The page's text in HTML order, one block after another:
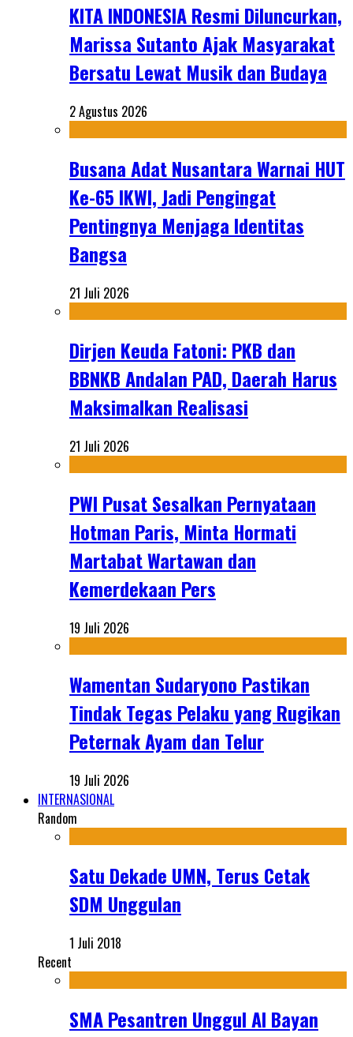
KITA INDONESIA Resmi Diluncurkan,
Marissa Sutanto Ajak Masyarakat
Bersatu Lewat Musik dan Budaya
2 Agustus 2026
Busana Adat Nusantara Warnai HUT
Ke-65 IKWI, Jadi Pengingat
Pentingnya Menjaga Identitas
Bangsa
21 Juli 2026
Dirjen Keuda Fatoni: PKB dan
BBNKB Andalan PAD, Daerah Harus
Maksimalkan Realisasi
21 Juli 2026
PWI Pusat Sesalkan Pernyataan
Hotman Paris, Minta Hormati
Martabat Wartawan dan
Kemerdekaan Pers
19 Juli 2026
Wamentan Sudaryono Pastikan
Tindak Tegas Pelaku yang Rugikan
Peternak Ayam dan Telur
19 Juli 2026
INTERNASIONAL
Random
Satu Dekade UMN, Terus Cetak
SDM Unggulan
1 Juli 2018
Recent
SMA Pesantren Unggul Al Bayan